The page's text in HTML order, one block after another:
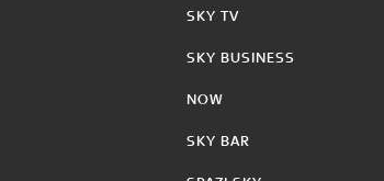
SKY TV
SKY BUSINESS
NOW
SKY BAR